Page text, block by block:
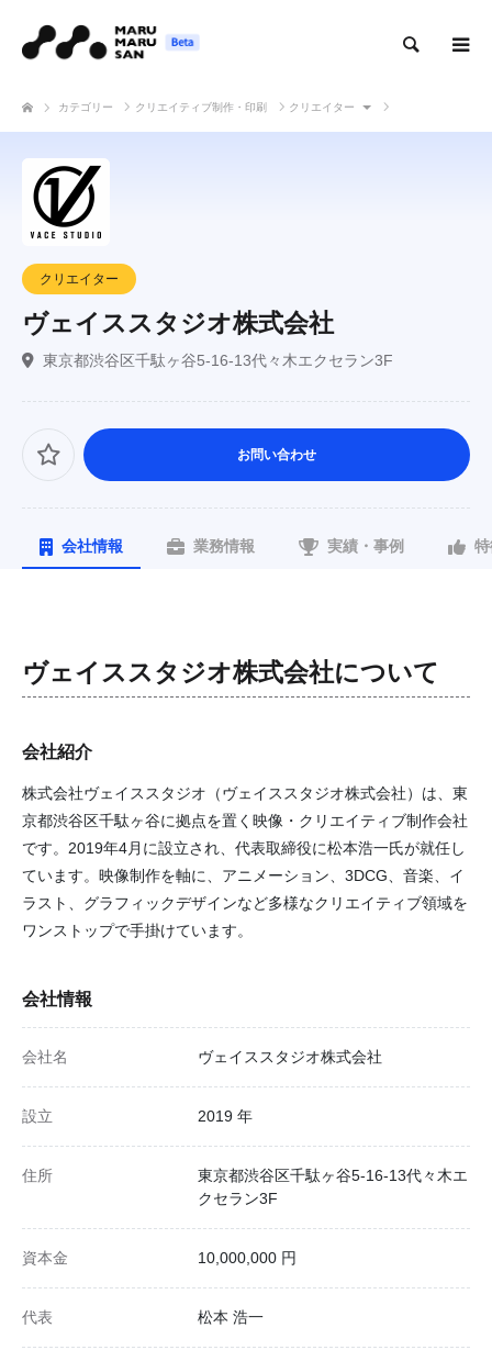
カテゴリー クリエイティブ制作・印刷 クリエイター
クリエイター
ヴェイススタジオ株式会社
東京都渋谷区千駄ヶ谷5-16-13代々木エクセラン3F
お問い合わせ
会社情報 業務情報 実績・事例
ヴェイススタジオ株式会社について
会社紹介
株式会社ヴェイススタジオ（ヴェイススタジオ株式会社）は、東
京都渋谷区千駄ヶ谷に拠点を置く映像・クリエイティブ制作会社
です。2019年4月に設立され、代表取締役に松本浩一氏が就任し
ています。映像制作を軸に、アニメーション、3DCG、音楽、イ
ラスト、グラフィックデザインなど多様なクリエイティブ領域を
ワンストップで手掛けています。
会社情報
会社名 ヴェイススタジオ株式会社
設立 2019 年
住所
東京都渋谷区千駄ヶ谷5-16-13代々木エ
クセラン3F
資本金 10,000,000 円
代表 松本 浩一